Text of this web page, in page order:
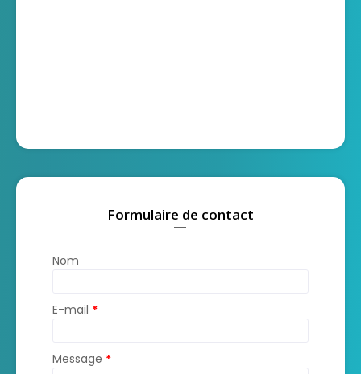
Formulaire de contact
Nom
E-mail *
Message *